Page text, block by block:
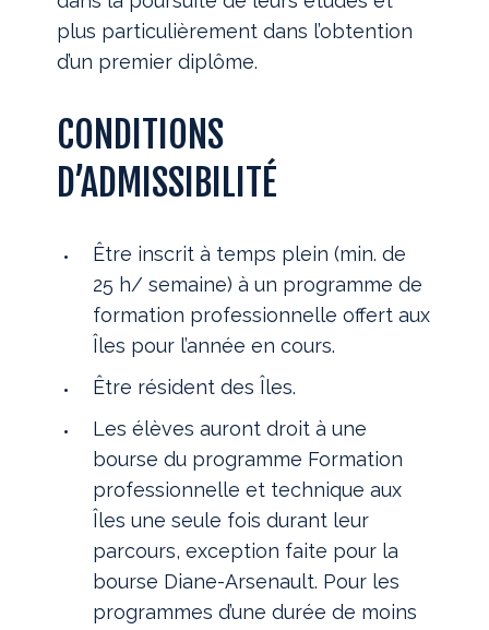
plus particulièrement dans l’obtention
d’un premier diplôme.
CONDITIONS
D’ADMISSIBILITÉ
Être inscrit à temps plein (min. de
25 h/ semaine) à un programme de
formation professionnelle offert aux
Îles pour l’année en cours.
Être résident des Îles.
Les élèves auront droit à une
bourse du programme Formation
professionnelle et technique aux
Îles une seule fois durant leur
parcours, exception faite pour la
bourse Diane-Arsenault. Pour les
programmes d’une durée de moins